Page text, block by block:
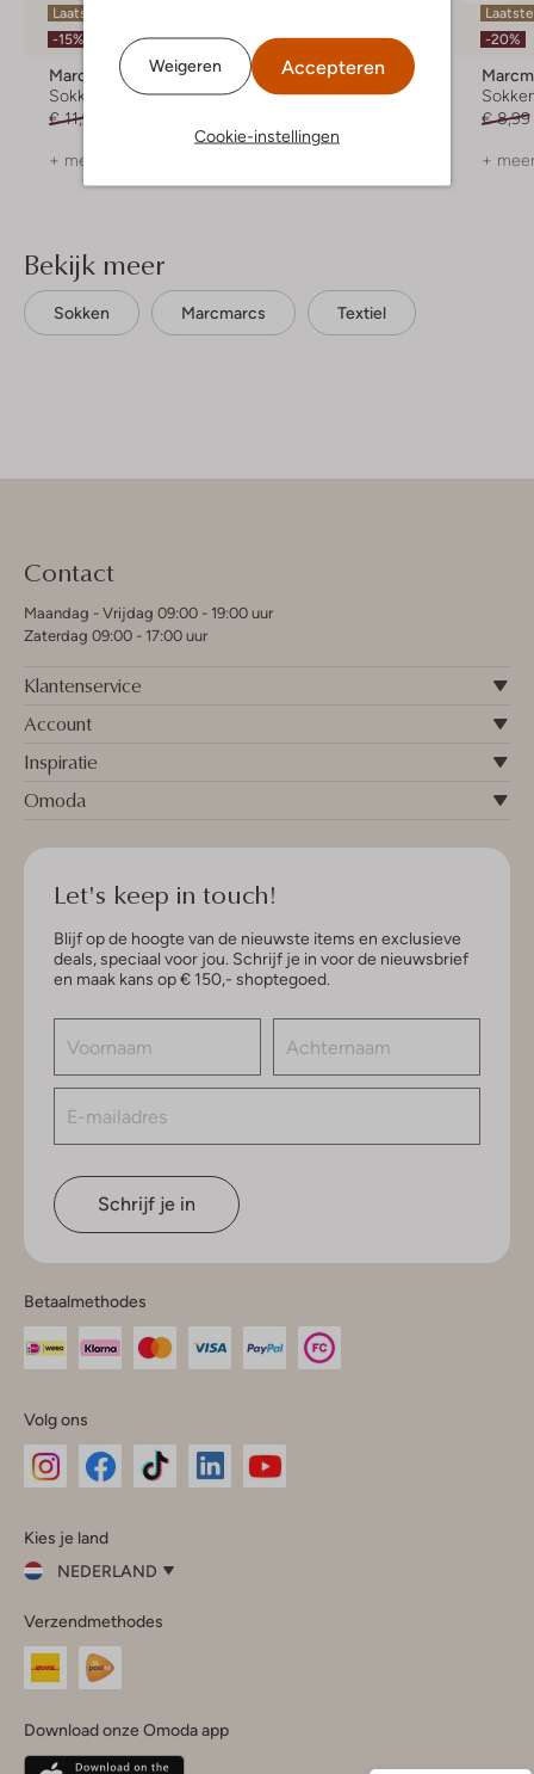
Weigeren Accepteren
Cookie-instellingen
Laatste maten
-15%
Marcmarcs
Sokken
€ 11,99
+ meer kleuren
-20%
Marcmarcs
Sokken
-20%
€ 8,99
+
Bekijk meer
Sokken Marcmarcs Textiel
Contact
Maandag - Vrijdag 09:00 - 19:00 uur
Zaterdag 09:00 - 17:00 uur
Klantenservice
Account
Inspiratie
Omoda
Let's keep in touch!
Blijf op de hoogte van de nieuwste items en exclusieve
deals, speciaal voor jou. Schrijf je in voor de nieuwsbrief
en maak kans op € 150,- shoptegoed.
Schrijf je in
Betaalmethodes
Volg ons
InstagramFacebook
Kies je land
NEDERLAND
je
land
Nederland
Belgique(Français)
Verzendmethodes
Download onze Omoda app